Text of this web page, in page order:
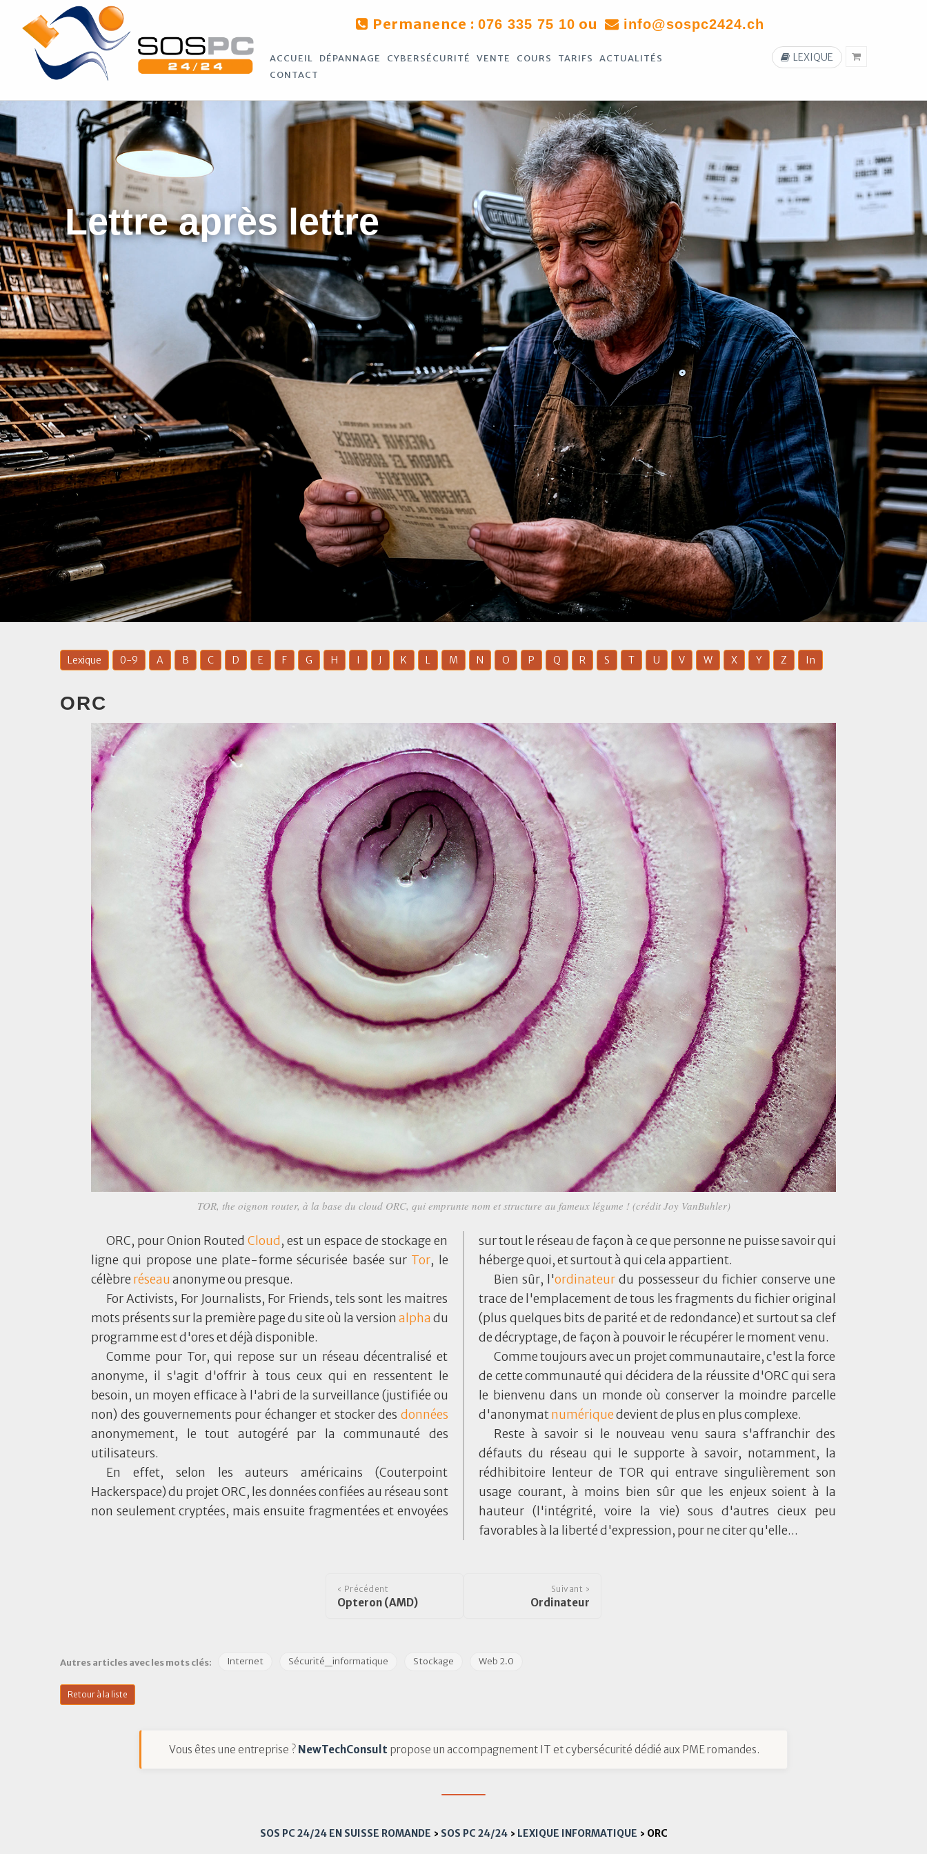
Permanence :076 335 75 10 ou info@sospc2424.ch
ACCUEIL DÉPANNAGE CYBERSÉCURITÉ VENTE COURS TARIFS
ACTUALITÉS
CONTACT
LEXIQUE
Lettre après lettre
Lexique 0-9 A B C D E F G H I J K L M N O P Q R S T U V W X Y Z In
ORC
TOR, the oignon router, à la base du cloud ORC, qui emprunte nom et structure au fameux légume ! (crédit Joy VanBuhler)
ORC, pour Onion RoutedCloud, est un espace de stockage en
ligne qui propose une plate-forme sécurisée basée sur Tor, le
célèbre réseauanonyme ou presque.
For Activists, For Journalists, For Friends, tels sont les maitres
mots présents sur la première page du site où la version alphadu
programme est d'ores et déjà disponible.
Comme pour Tor, qui repose sur un réseau décentralisé et
anonyme, il s'agit d'offrir à tous ceux qui en ressentent le
besoin, un moyen efficace à l'abri de la surveillance (justifiée ou
non) des gouvernements pour échanger et stocker des données
anonymement, le tout autogéré par la communauté des
utilisateurs.
En effet, selon les auteurs américains (Couterpoint
Hackerspace) du projet ORC, les données confiées au réseau sont
non seulement cryptées, mais ensuite fragmentées et envoyées
sur tout le réseau de façon à ce que personne ne puisse savoir qui
héberge quoi, et surtout à qui cela appartient.
Bien sûr, l'ordinateur du possesseur du fichier conserve une
trace de l'emplacement de tous les fragments du fichier original
(plus quelques bits de parité et de redondance) et surtout sa clef
de décryptage, de façon à pouvoir le récupérer le moment venu.
Comme toujours avec un projet communautaire, c'est la force
de cette communauté qui décidera de la réussite d'ORC qui sera
le bienvenu dans un monde où conserver la moindre parcelle
d'anonymatnumériquedevient de plus en plus complexe.
Reste à savoir si le nouveau venu saura s'affranchir des
défauts du réseau qui le supporte à savoir, notamment, la
rédhibitoire lenteur de TOR qui entrave singulièrement son
usage courant, à moins bien sûr que les enjeux soient à la
hauteur (l'intégrité, voire la vie) sous d'autres cieux peu
favorables à la liberté d'expression, pour ne citer qu'elle...
‹ Précédent
Opteron (AMD)
Suivant ›
Ordinateur
Autres articles avec les mots clés: Internet Sécurité_informatique Stockage Web 2.0
Retour à la liste
Vous êtes une entreprise ? NewTechConsult propose un accompagnement IT et cybersécurité dédié aux PME romandes.
SOS PC 24/24 EN SUISSE ROMANDE › SOS PC 24/24 › LEXIQUE INFORMATIQUE › ORC